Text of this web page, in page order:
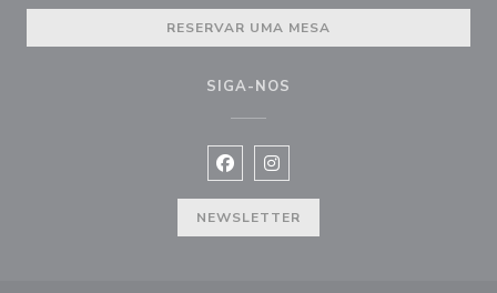
RESERVAR UMA MESA
SIGA-NOS
Facebook ((abre numa nova janela))
Instagram ((abre numa nova
NEWSLETTER